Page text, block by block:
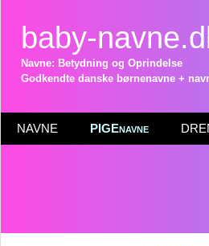
baby-
Navne: Betydning og Oprindelse
Godkendte danske børnenavne +
NAVNE PIGEnavne